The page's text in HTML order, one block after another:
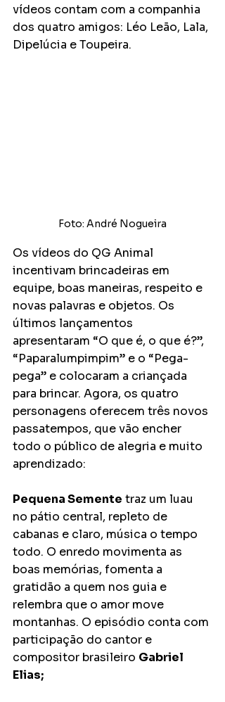
vídeos contam com a companhia
dos quatro amigos: Léo Leão, Lala,
Dipelúcia e Toupeira.
Foto: André Nogueira
Os vídeos do QG Animal
incentivam brincadeiras em
equipe, boas maneiras, respeito e
novas palavras e objetos. Os
últimos lançamentos
apresentaram “O que é, o que é?”,
“Paparalumpimpim” e o “Pega-
pega” e colocaram a criançada
para brincar. Agora, os quatro
personagens oferecem três novos
passatempos, que vão encher
todo o público de alegria e muito
aprendizado:
Pequena Semente traz um luau
no pátio central, repleto de
cabanas e claro, música o tempo
todo. O enredo movimenta as
boas memórias, fomenta a
gratidão a quem nos guia e
relembra que o amor move
montanhas. O episódio conta com
participação do cantor e
compositor brasileiro Gabriel
Elias;